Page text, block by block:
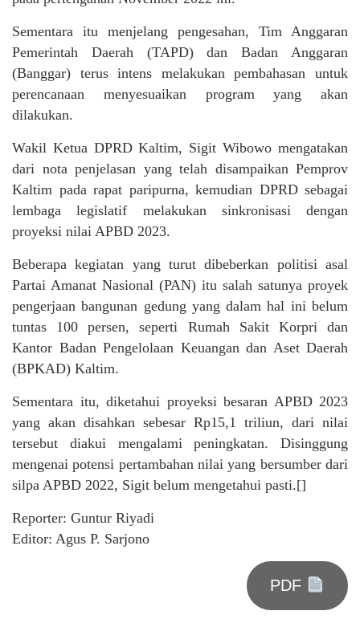
Sementara itu menjelang pengesahan, Tim Anggaran
Pemerintah Daerah (TAPD) dan Badan Anggaran
(Banggar) terus intens melakukan pembahasan untuk
perencanaan menyesuaikan program yang akan
dilakukan.
Wakil Ketua DPRD Kaltim, Sigit Wibowo mengatakan
dari nota penjelasan yang telah disampaikan Pemprov
Kaltim pada rapat paripurna, kemudian DPRD sebagai
lembaga legislatif melakukan sinkronisasi dengan
proyeksi nilai APBD 2023.
Beberapa kegiatan yang turut dibeberkan politisi asal
Partai Amanat Nasional (PAN) itu salah satunya proyek
pengerjaan bangunan gedung yang dalam hal ini belum
tuntas 100 persen, seperti Rumah Sakit Korpri dan
Kantor Badan Pengelolaan Keuangan dan Aset Daerah
(BPKAD) Kaltim.
Sementara itu, diketahui proyeksi besaran APBD 2023
yang akan disahkan sebesar Rp15,1 triliun, dari nilai
tersebut diakui mengalami peningkatan. Disinggung
mengenai potensi pertambahan nilai yang bersumber dari
silpa APBD 2022, Sigit belum mengetahui pasti.[]
Reporter: Guntur Riyadi
Editor: Agus P. Sarjono
PDF